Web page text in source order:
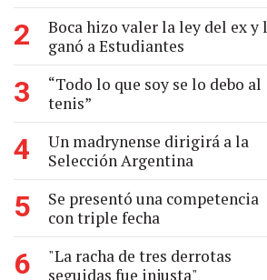
2
Boca hizo valer la ley del ex y
ganó a Estudiantes
3
“Todo lo que soy se lo debo al
tenis”
4
Un madrynense dirigirá a la
Selección Argentina
5
Se presentó una competencia
con triple fecha
6
"La racha de tres derrotas
seguidas fue injusta"